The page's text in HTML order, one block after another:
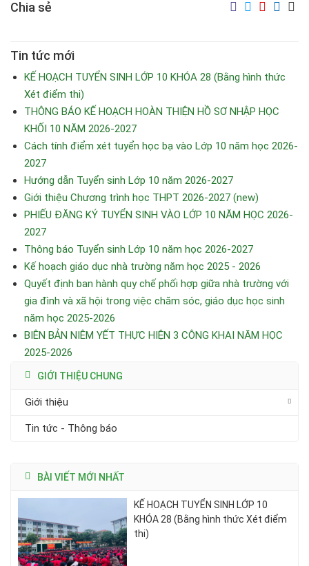
Chia sẻ
Tin tức mới
KẾ HOẠCH TUYỂN SINH LỚP 10 KHÓA 28 (Bằng hình thức
Xét điểm thi)
THÔNG BÁO KẾ HOẠCH HOÀN THIỆN HỒ SƠ NHẬP HỌC
KHỐI 10 NĂM 2026-2027
Cách tính điểm xét tuyển học bạ vào Lớp 10 năm học 2026-
2027
Hướng dẫn Tuyển sinh Lớp 10 năm 2026-2027
Giới thiệu Chương trình học THPT 2026-2027 (new)
PHIẾU ĐĂNG KÝ TUYỂN SINH VÀO LỚP 10 NĂM HỌC 2026-
2027
Thông báo Tuyển sinh Lớp 10 năm học 2026-2027
Kế hoạch giáo dục nhà trường năm học 2025 - 2026
Quyết định ban hành quy chế phối hợp giữa nhà trường với
gia đình và xã hội trong việc chăm sóc, giáo dục học sinh
năm học 2025-2026
BIÊN BẢN NIÊM YẾT THỰC HIỆN 3 CÔNG KHAI NĂM HỌC
2025-2026
GIỚI THIỆU CHUNG
Giới thiệu
Tin tức - Thông báo
BÀI VIẾT MỚI NHẤT
KẾ HOẠCH TUYỂN SINH LỚP 10
KHÓA 28 (Bằng hình thức Xét điểm
thi)